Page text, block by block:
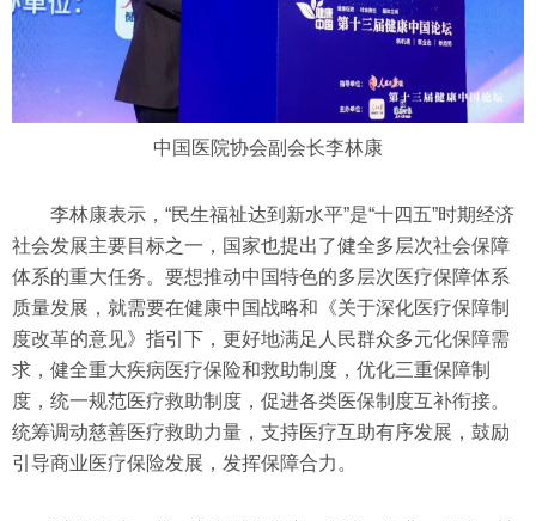
中国医院协会副会长李林康
李林康表示，“民生福祉达到新水平”是“十四五”时期经济
社会发展主要目标之一，国家也提出了健全多层次社会保障
体系的重大任务。要想推动中国特色的多层次医疗保障体系
质量发展，就需要在健康中国战略和《关于深化医疗保障制
度改革的意见》指引下，更好地满足人民群众多元化保障需
求，健全重大疾病医疗保险和救助制度，优化三重保障制
度，统一规范医疗救助制度，促进各类医保制度互补衔接。
统筹调动慈善医疗救助力量，支持医疗互助有序发展，鼓励
引导商业医疗保险发展，发挥保障合力。